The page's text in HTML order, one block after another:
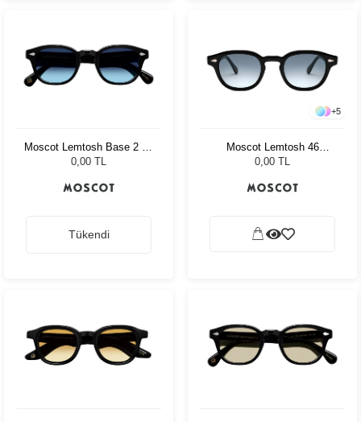
Moscot Lemtosh Base 2 46
Black Denim Blue
0,00 TL
Tükendi
+5
Moscot Lemtosh 46
Tortoise American Grey
0,00 TL